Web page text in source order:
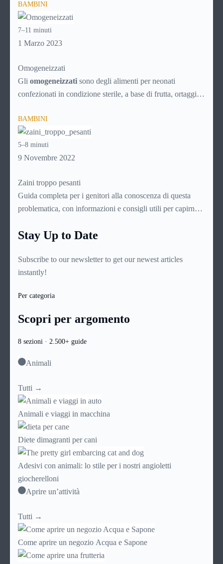
all’aria aperta. Ad ogni puntura, però, c’è il suo rimedio.
Scopricome comportarti in caso di puntura di insetto
continuando a leggere questa guida!
BAMBINI
7–11 minuti
1 Marzo 2023
Omogeneizzati
Gli omogeneizzati sono degli alimenti per neonati
confezionati in condizione sterile, a base di frutta, ortaggi o
sottoponendo le sostanze scelte ad una sofisticata procedura
di omogeneizzazione che li renda digeribili dal delicato
stomaco dei bambini molto piccoli, non oltre i dieci mesi di
età. Dato che si intuisce come sia importante per le mamme
su questo delicato prodotto.
BAMBINI
5–8 minuti
9 Novembre 2022
Zaini troppo pesanti
Guida completa per i genitori alla conoscenza di questa
problematica, con informazioni e consigli utili per capirne
individuare lo specialista più indicato e intervenire per
Stay Up to Date
Subscribe to our newsletter to get our newest articles
instantly!
Per categoria
Scopri per argomento
8 sezioni · 2.500+ guide
Animali
Tutti →
Animali e viaggi in macchina
Diete dimagranti per cani
Adesivi con animali: lo stile per i nostri angioletti
giocherelloni
Aprire un’attività
Tutti →
Come aprire un negozio Acqua e Sapone